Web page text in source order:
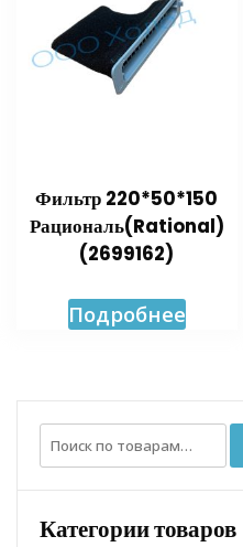
Фильтр 220*50*150
Рациональ(Rational)
(2699162)
Подробнее
Искать:
Категории товаров